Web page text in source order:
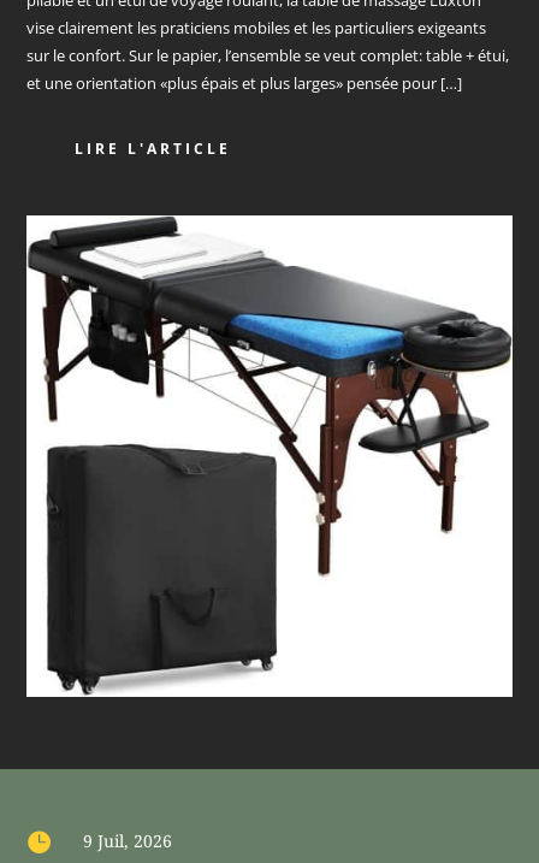
vise clairement les praticiens mobiles et les particuliers exigeants
sur le confort. Sur le papier, l’ensemble se veut complet: table + étui,
et une orientation «plus épais et plus larges» pensée pour […]
LIRE L'ARTICLE
 9 Juil, 2026